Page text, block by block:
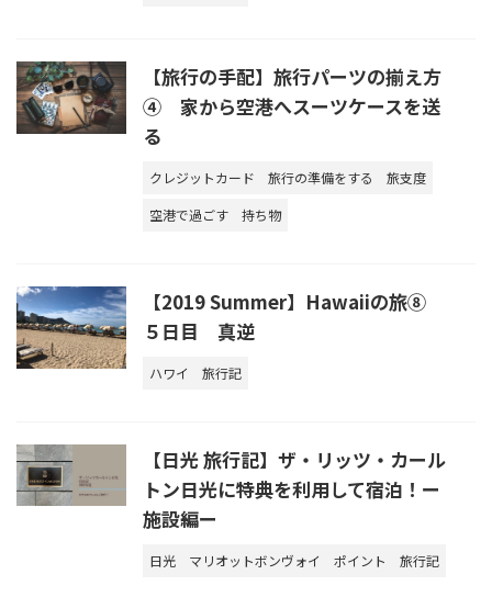
【旅行の手配】旅行パーツの揃え方
④ 家から空港へスーツケースを送
る
クレジットカード 旅行の準備をする
旅支度
空港で過ごす
持ち物
【2019 Summer】Hawaiiの旅⑧
５日目 真逆
ハワイ 旅行記
【日光 旅行記】ザ・リッツ・カール
トン日光に特典を利用して宿泊！ー
施設編ー
日光 マリオットボンヴォイ ポイント 旅行記